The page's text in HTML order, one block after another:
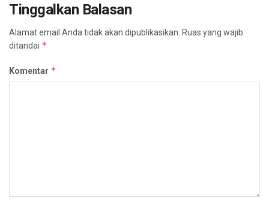
Tinggalkan Balasan
Alamat email Anda tidak akan dipublikasikan. Ruas yang wajib
ditandai *
Komentar *